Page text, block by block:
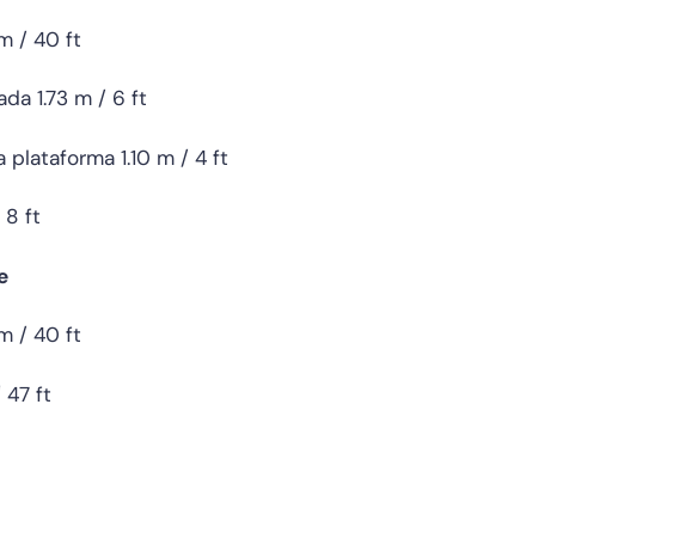
/ 40 ft
1.73 m / 6 ft
1.10 m / 4 ft
8 ft
/ 40 ft
47 ft